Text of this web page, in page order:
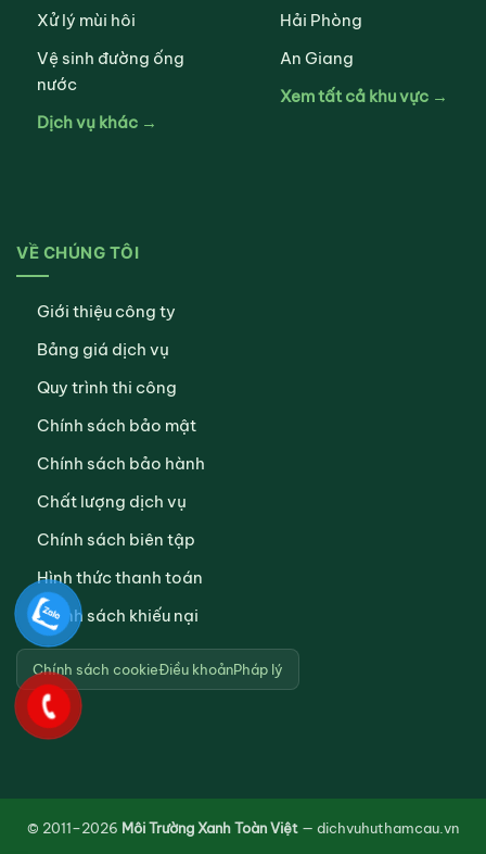
Xử lý mùi hôi
Vệ sinh đường ống
nước
Dịch vụ khác →
Hải Phòng
An Giang
Xem tất cả khu vực →
VỀ CHÚNG TÔI
Giới thiệu công ty
Bảng giá dịch vụ
Quy trình thi công
Chính sách bảo mật
Chính sách bảo hành
Chất lượng dịch vụ
Chính sách biên tập
Hình thức thanh toán
Chính sách khiếu nại
Chính sách cookieĐiều khoảnPháp lý
© 2011–2026 Môi Trường Xanh Toàn Việt — dichvuhuthamcau.vn